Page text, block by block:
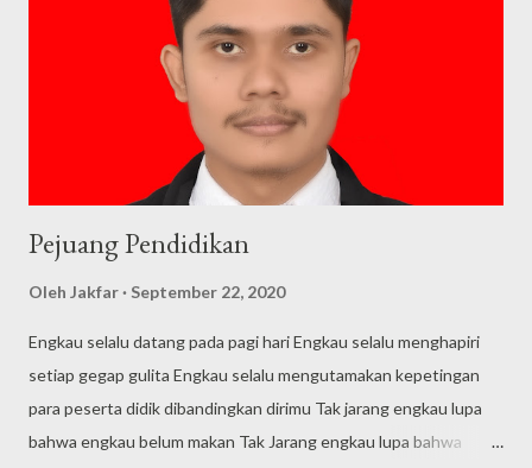
korban meninggal akibat paparan virus tersebut, berdasarkan
data terbaru yang dirilis oleh BNPB melalui situs covid19.go.id,
dalam hal ini Satuan Tugas Penanganan Covid – 19 data terbaru
sebaran covid secara Global menjangkit 216 Negara dengan
17.660.523 Jiwa terkonfirmasi...
Pejuang Pendidikan
Oleh Jakfar September 22, 2020
Engkau selalu datang pada pagi hari Engkau selalu menghapiri
setiap gegap gulita Engkau selalu mengutamakan kepetingan
para peserta didik dibandingkan dirimu Tak jarang engkau lupa
bahwa engkau belum makan Tak Jarang engkau lupa bahwa